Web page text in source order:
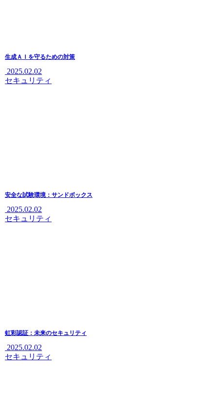
生成ＡＩを守るための対策
2025.02.02
セキュリティ
安全な試験環境：サンドボックス
2025.02.02
セキュリティ
虹彩認証：未来のセキュリティ
2025.02.02
セキュリティ